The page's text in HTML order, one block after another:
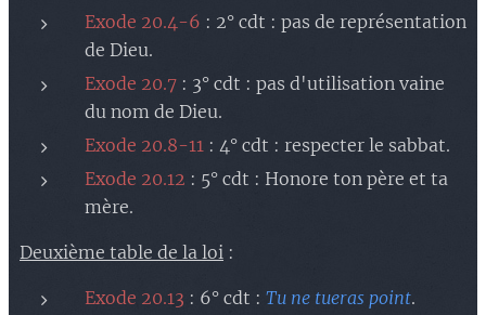
Exode 20.4-6 : 2° cdt : pas de représentation
de Dieu.
Exode 20.7 : 3° cdt : pas d'utilisation vaine
du nom de Dieu.
Exode 20.8-11 : 4° cdt : respecter le sabbat.
Exode 20.12 : 5° cdt : Honore ton père et ta
mère.
Deuxième table de la loi :
Exode 20.13 : 6° cdt : Tu ne tueras point.